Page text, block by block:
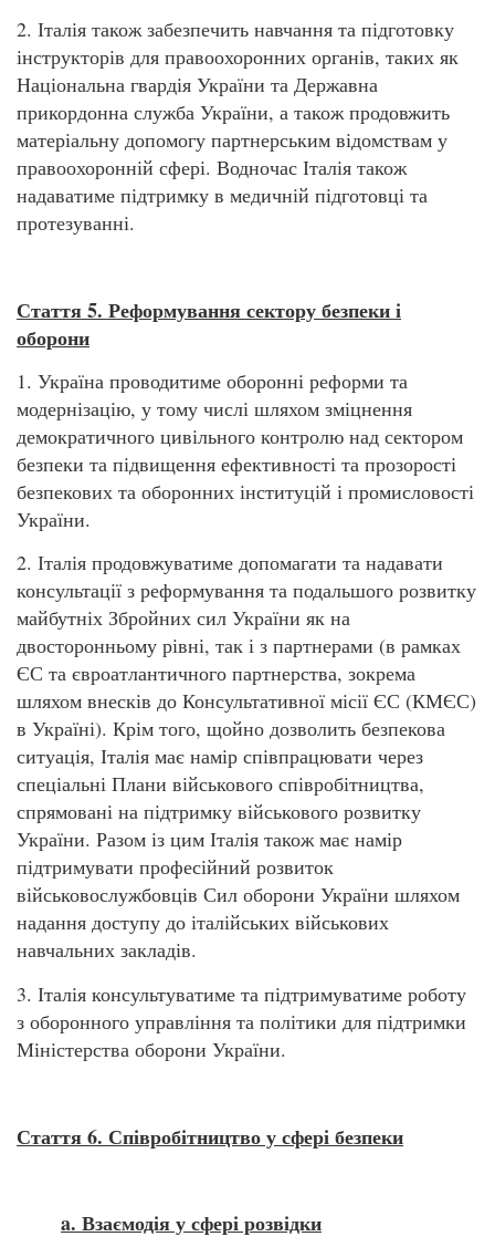
2. Італія також забезпечить навчання та підготовку
інструкторів для правоохоронних органів, таких як
Національна гвардія України та Державна
прикордонна служба України, а також продовжить
матеріальну допомогу партнерським відомствам у
правоохоронній сфері. Водночас Італія також
надаватиме підтримку в медичній підготовці та
протезуванні.
Стаття 5. Реформування сектору безпеки і
оборони
1. Україна проводитиме оборонні реформи та
модернізацію, у тому числі шляхом зміцнення
демократичного цивільного контролю над сектором
безпеки та підвищення ефективності та прозорості
безпекових та оборонних інституцій і промисловості
України.
2. Італія продовжуватиме допомагати та надавати
консультації з реформування та подальшого розвитку
майбутніх Збройних сил України як на
двосторонньому рівні, так і з партнерами (в рамках
ЄС та євроатлантичного партнерства, зокрема
шляхом внесків до Консультативної місії ЄС (КМЄС)
в Україні). Крім того, щойно дозволить безпекова
ситуація, Італія має намір співпрацювати через
спеціальні Плани військового співробітництва,
спрямовані на підтримку військового розвитку
України. Разом із цим Італія також має намір
підтримувати професійний розвиток
військовослужбовців Сил оборони України шляхом
надання доступу до італійських військових
навчальних закладів.
3. Італія консультуватиме та підтримуватиме роботу
з оборонного управління та політики для підтримки
Міністерства оборони України.
Стаття 6. Співробітництво у сфері безпеки
a. Взаємодія у сфері розвідки